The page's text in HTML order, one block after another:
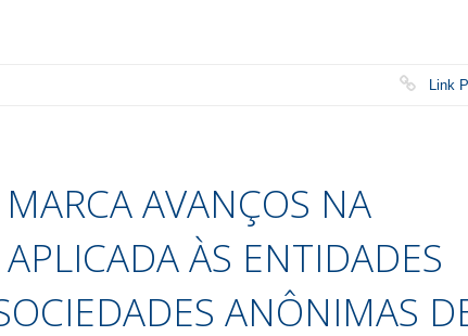
Link
AVANÇOS NA
ÀS ENTIDADES
ANÔNIMAS